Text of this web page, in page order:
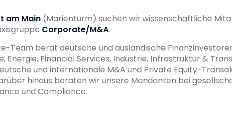
am Main (Marienturm) suchen wir wissenschaftliche
Corporate/M&A.
Team berät deutsche und ausländische
Financial Services, Industrie, Infrastruktur &
und internationale M&A und Private Equity-
hinaus beraten wir unsere Mandanten bei
und Compliance.